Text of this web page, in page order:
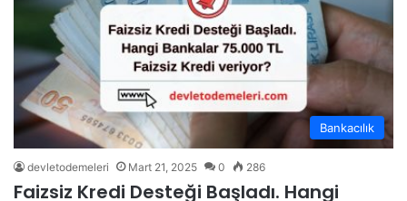
Bankacılık
devletodemeleri Mart 21, 2025 0 286
Faizsiz Kredi Desteği Başladı. Hangi